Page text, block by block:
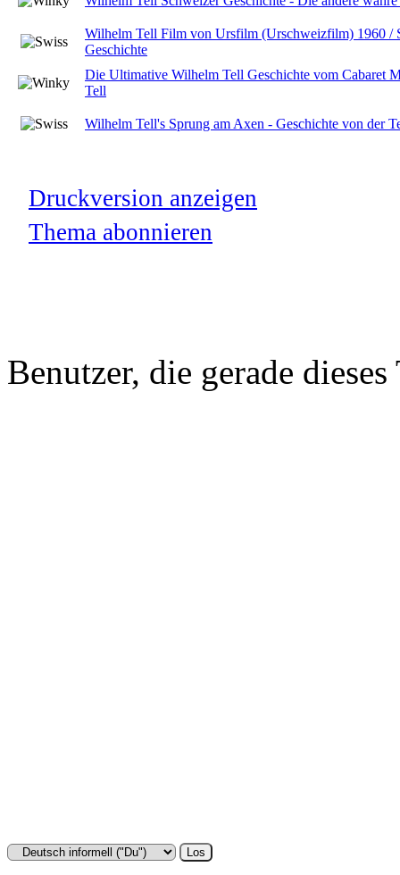
Wilhelm Tell Film von Ursfilm (Urschweizfilm) 1960 /
Geschichte
Die Ultimative Wilhelm Tell Geschichte vom Cabaret
Tell
Wilhelm Tell's Sprung am Axen - Geschichte von der
Druckversion anzeigen
Thema abonnieren
Benutzer, die gerade